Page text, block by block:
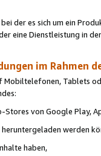
der es sich um ein
eine Dienstleistung in
im Rahmen
Mobiltelefonen, Tablets
Stores von Google Play,
werden
haben,